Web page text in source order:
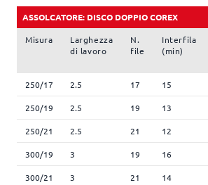
ASSOLCATORE: DISCO DOPPIO COREX
Misura
Larghezza
di lavoro
N.
file
Interfila
(min)
250/17
2.5 17 15
250/19 2.5 19 13
250/21 2.5 21 12
300/19 3 19 16
300/21 3 21 14